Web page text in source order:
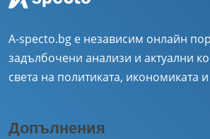
A-specto.bg е независим онлайн
задълбочени анализи и актуални
света на политиката, икономиката
Допълнения